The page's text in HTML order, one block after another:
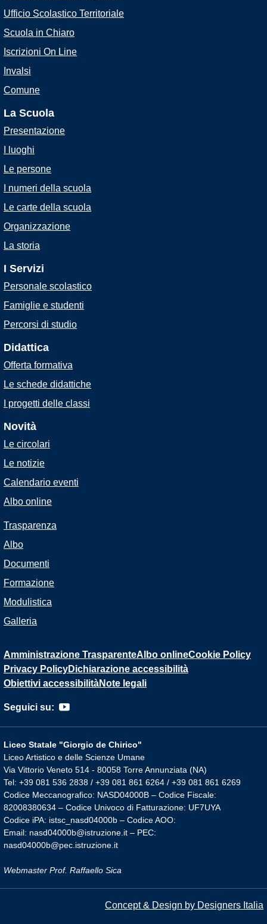
Ufficio Scolastico Territoriale
Scuola in Chiaro
Iscrizioni On Line
Invalsi
Comune
La Scuola
Presentazione
I luoghi
Le persone
I numeri della scuola
Le carte della scuola
Organizzazione
La storia
I Servizi
Personale scolastico
Famiglie e studenti
Percorsi di studio
Didattica
Offerta formativa
Le schede didattiche
I progetti delle classi
Novità
Le circolari
Le notizie
Calendario eventi
Albo online
Trasparenza
Albo
Documenti
Formazione
Modulistica
Galleria
Amministrazione TrasparenteAlbo onlineCookie Policy
Privacy PolicyDichiarazione accessibilità
Obiettivi accessibilitàNote legali
Seguici su:
Liceo Statale "Giorgio de Chirico"
Liceo Artistico e delle Scienze Umane
Via Vittorio Veneto 514 - 80058 Torre Annunziata (NA)
Tel: +39 081 536 2838 / +39 081 861 6264 / +39 081 861 6269
Codice Meccanografico: NASD04000B – Codice Fiscale:
82008380634 – Codice Univoco di Fatturazione: UF7UYA
Codice iPA: istsc_nasd04000b – Codice AOO:
Email: nasd04000b@istruzione.it – PEC:
nasd04000b@pec.istruzione.it
Webmaster Prof. Raffaello Sica
Concept & Design by Designers Italia